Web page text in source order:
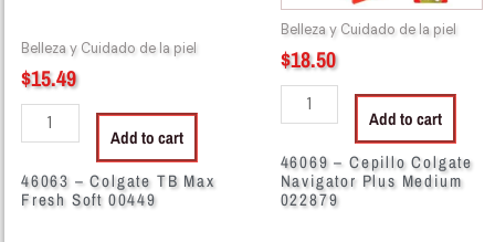
Belleza y Cuidado de la piel
$15.49
Add to cart
46063 – Colgate TB Max
Fresh Soft 00449
Belleza y Cuidado de la piel
$18.50
quantity
Add to cart
46069 – Cepillo Colgate
Navigator Plus Medium
022879